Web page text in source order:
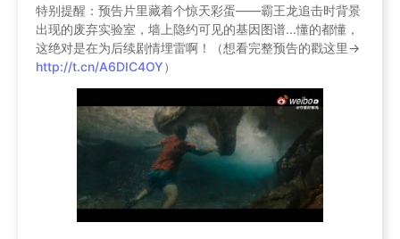
特别提醒：预告片里藏着个惊天彩蛋——霸王龙追击时背景
出现的废弃实验室，墙上隐约可见的基因图谱...懂的都懂，
这绝对是在为后续剧情埋雷啊！（想看完整预告的戳这里→
http://t.cn/A6DIC4OY）